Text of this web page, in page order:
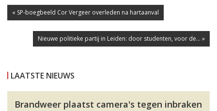
« SP-boegbeeld Cor Vergeer overleden na hartaanval
Nieuwe politieke partij in Leiden: door studenten, voor de... »
LAATSTE NIEUWS
Brandweer plaatst camera's tegen inbraken